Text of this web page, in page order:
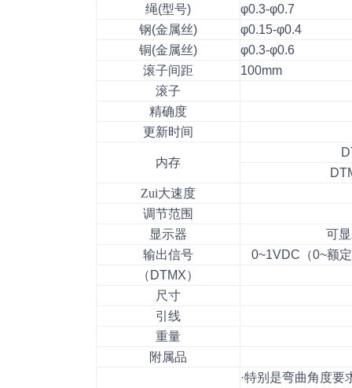
绳(型号)
φ0.3-φ0.7
钢(金属丝)
φ0.15-φ0.4
铜(金属丝)
φ0.3-φ0.6
滚子间距
100mm
滚子
精确度
更新时间
内存
Zui大速度
调节范围
显示器
可
输出信号
0~1VDC（0~额
（DTMX）
尺寸
引线
重量
附属品
·特别是弯曲角度要